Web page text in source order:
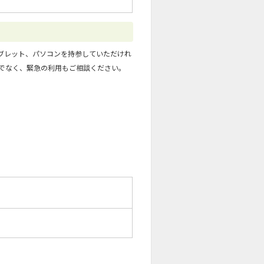
ット、パソコンを持参していただけれ
く、緊急の利用もご相談ください。